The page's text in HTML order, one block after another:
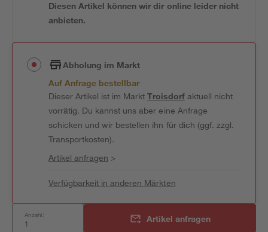
Diesen Artikel können wir dir online leider nicht
anbieten.
Abholung im Markt
Auf Anfrage bestellbar
Dieser Artikel ist im MarktTroisdorfaktuell nicht
vorrätig. Du kannst uns aber eine Anfrage
schicken und wir bestellen ihn für dich (ggf. zzgl.
Transportkosten).
Artikel anfragen >
Verfügbarkeit in anderen Märkten
Anzahl: Artikel anfragen